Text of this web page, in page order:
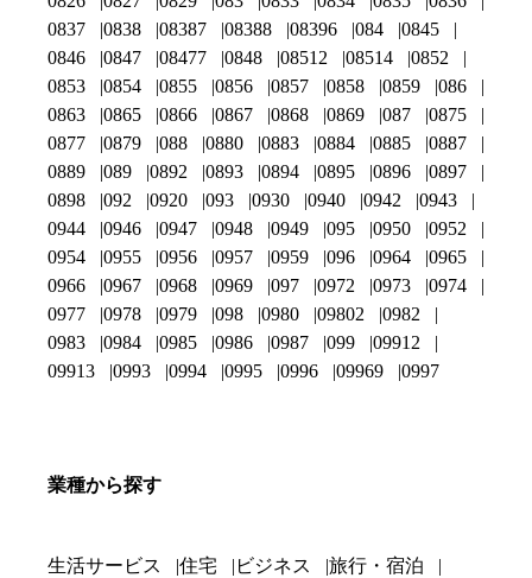
0837
0838 08387 08388 08396 084
0845
0846
0847 08477 0848 08512 08514
0852
0853
0854 0855 0856 0857 0858 0859
086
0863
0865 0866 0867 0868 0869 087
0875
0877
0879 088 0880 0883 0884 0885
0887
0889
089 0892 0893 0894 0895 0896
0897
0898
092 0920 093 0930 0940 0942
0943
0944
0946 0947 0948 0949 095 0950
0952
0954
0955 0956 0957 0959 096 0964
0965
0966
0967 0968 0969 097 0972 0973
0974
0977
0978 0979 098 0980 09802
0982
0983
0984 0985 0986 0987 099
09912
09913
0993 0994 0995 0996 09969 0997
業種から探す
生活サービス 住宅 ビジネス
旅行・宿泊